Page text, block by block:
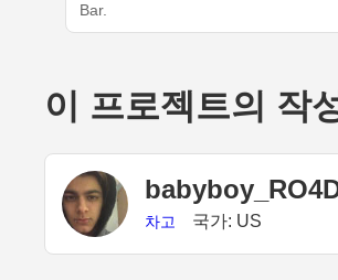
Bar.
이 프로젝트의 작
차고 국가: US